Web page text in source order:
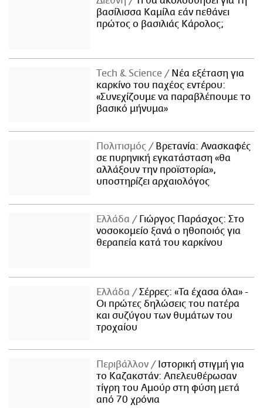
βασίλισσα Καμίλα εάν πεθάνει
πρώτος ο βασιλιάς Κάρολος;
Τech & Science
Νέα εξέταση για
καρκίνο του παχέος εντέρου:
«Συνεχίζουμε να παραβλέπουμε το
βασικό μήνυμα»
Πολιτισμός
Βρετανία: Ανασκαφές
σε πυρηνική εγκατάσταση «θα
αλλάξουν την προϊστορία»,
υποστηρίζει αρχαιολόγος
Ελλάδα
Γιώργος Παράσχος: Στο
νοσοκομείο ξανά ο ηθοποιός για
θεραπεία κατά του καρκίνου
Ελλάδα
Σέρρες: «Τα έχασα όλα» -
Οι πρώτες δηλώσεις του πατέρα
και συζύγου των θυμάτων του
τροχαίου
Περιβάλλον
Ιστορική στιγμή για
το Καζακστάν: Απελευθέρωσαν
τίγρη του Αμούρ στη φύση μετά
από 70 χρόνια